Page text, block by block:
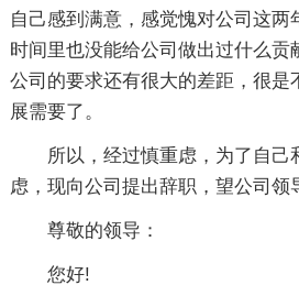
自己感到满意，感觉愧对公司这两
时间里也没能给公司做出过什么贡
公司的要求还有很大的差距，很是
展需要了。
所以，经过慎重虑，为了自己
虑，现向公司提出辞职，望公司领
尊敬的领导：
您好!